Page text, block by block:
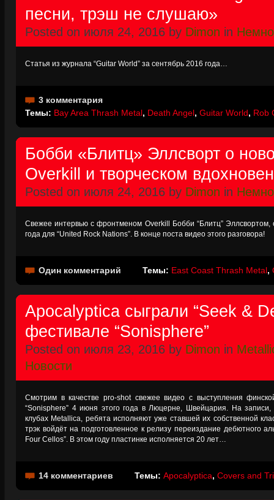
песни, трэш не слушаю»
Posted on июля 24, 2016 by Dimon in
Статья из журнала “Guitar World” за сентябрь 2016 года…
3 комментария
Темы: Bay Area Thrash Metal, Death Angel, Guitar World, Rob
Бобби «Блитц» Эллсворт о
Overkill и творческом
Posted on июля 24, 2016 by Dimon in
Свежее интервью с фронтменом Overkill Бобби “Блитц” Эллсвортом,
года для “United Rock Nations”. В конце поста видео этого разговора!
Один комментарий Темы: East Coast Thrash Metal,
Apocalyptica сыграли “Seek &
фестивале “Sonisphere”
Posted on июля 23, 2016 by Dimon in
Новости
Смотрим в качестве pro-shot свежее видео с выступления
“Sonisphere” 4 июня этого года в Люцерне, Швейцария. На
клубах Metallica, ребята исполняют уже ставшей их собственной
трэк войдёт на подготовленное к релизу переиздание дебютного
Four Cellos”. В этом году пластинке исполняется 20 лет…
14 комментариев Темы: Apocalyptica, Covers and